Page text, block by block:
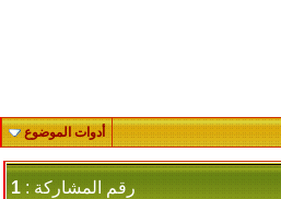
أدوات الموضوع
رقم المشاركة : 1